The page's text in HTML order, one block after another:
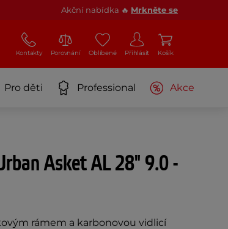
Akční nabídka 🔥 Mrkněte se
Kontakty Porovnání Oblíbené Přihlásit Košík
Pro děti Professional Akce
Asket AL 28" 9.0 -
rámem a karbonovou vidlicí